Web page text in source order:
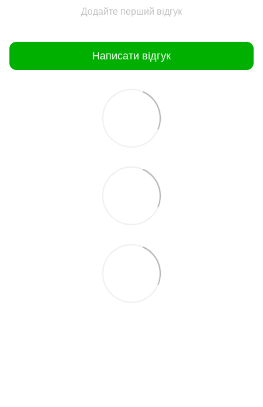
Додайте перший відгук
Написати відгук